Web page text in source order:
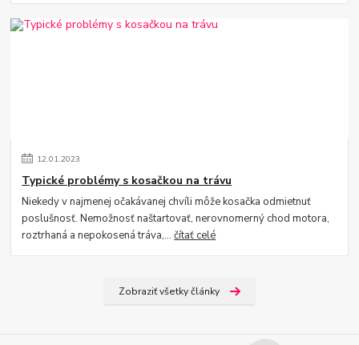
12.01.2023
Typické problémy s kosačkou na trávu
Niekedy v najmenej očakávanej chvíli môže kosačka odmietnuť
poslušnosť. Nemožnosť naštartovať, nerovnomerný chod motora,
roztrhaná a nepokosená tráva,...čítať celé
Zobraziť všetky články